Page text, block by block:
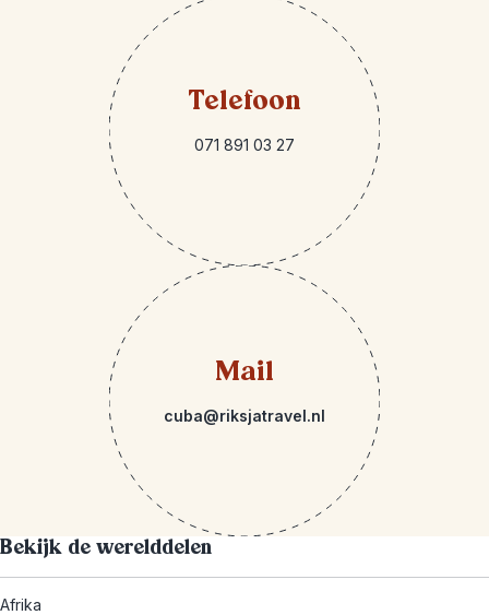
Telefoon
071 891 03 27
Mail
cuba@riksjatravel.nl
Bekijk de werelddelen
Afrika